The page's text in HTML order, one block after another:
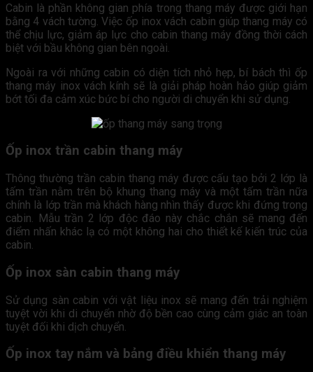
Cabin là phần không gian phía trong thang máy được giới hạn
bằng 4 vách tường. Việc ốp inox vách cabin giúp thang máy có
thể chịu lực, giảm áp lực cho cabin thang máy đồng thời cách
biệt với bầu không gian bên ngoài.
Ngoài ra với những cabin có diện tích nhỏ hẹp, bí bách thì ốp
thang máy inox vách kính sẽ là giải pháp hoàn hảo giúp giảm
bớt tối đa cảm xúc bức bí cho người di chuyển khi sử dụng.
Ốp inox trần cabin thang máy
Thông thường trần cabin thang máy được cấu tạo bởi 2 lớp là
tấm trần nằm trên bộ khung thang máy và một tấm trần nữa
chính là lớp trần mà khách hàng nhìn thấy được khi đứng trong
cabin. Mẫu trần 2 lớp độc đáo này chắc chắn sẽ mang đến
điểm nhấn khác lạ có một không hai cho thiết kế kiến trúc của
cabin.
Ốp inox sàn cabin thang máy
Sử dụng sàn cabin với vật liệu inox sẽ mang đến trải nghiệm
tuyệt vời khi di chuyển nhờ độ bền cao cùng cảm giác an toàn
tuyệt đối khi dịch chuyển.
Ốp inox tay nắm và bảng điều khiển thang máy